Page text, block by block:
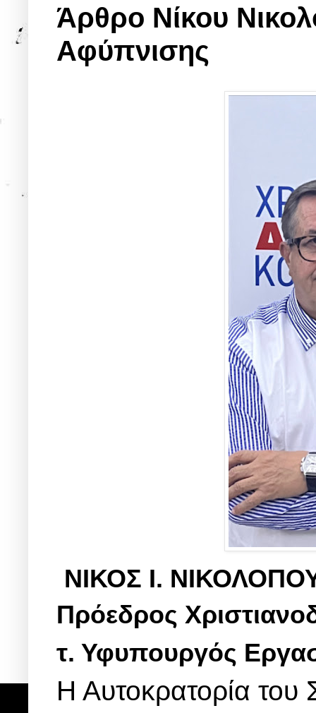
Άρθρο Νίκου
Αφύπνισης
ΝΙΚΟΣ Ι.
Πρόεδρος
τ. Υφυπουργός
Η Αυτοκρατορία του